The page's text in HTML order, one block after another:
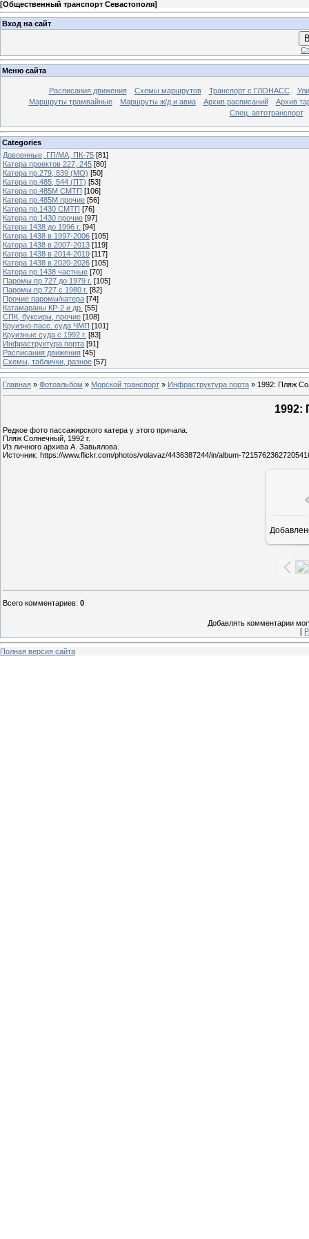
[Общественный транспорт Севастополя]
Вход на сайт
Меню сайта
Расписания движения Схемы маршрутов Транспорт с ГЛОНАСС
Маршруты трамвайные
Маршруты ж/д и авиа Архив расписаний
Архив
Спец. автотранспорт
Categories
Довоенные, ГП/МА, ПК-75 [81]
Катера проектов 227, 245 [80]
Катера пр.279, 839 (МО) [50]
Катера пр.485, 544 (ПТ) [53]
Катера пр.485М СМТП [106]
Катера пр.485М прочие [56]
Катера пр.1430 СМТП [76]
Катера пр.1430 прочие [97]
Катера 1438 до 1996 г. [94]
Катера 1438 в 1997-2006 [105]
Катера 1438 в 2007-2013 [119]
Катера 1438 в 2014-2019 [117]
Катера 1438 в 2020-2026 [105]
Катера пр.1438 частные [70]
Паромы пр.727 до 1979 г. [105]
Паромы пр.727 с 1980 г. [82]
Прочие паромы/катера [74]
Катамараны КР-2 и др. [55]
СПК, буксиры, прочие [108]
Круизно-пасс. суда ЧМП [101]
Круизные суда с 1992 г. [83]
Инфраструктура порта [91]
Расписания движения [45]
Схемы, таблички, разное [57]
Главная » Фотоальбом » Морской транспорт » Инфраструктура порта » 1992: Пляж
1992:
Редкое фото пассажирского катера у этого причала.
Пляж Солнечный, 1992 г.
Из личного архива А. Завьялова.
Источник: https://www.flickr.com/photos/volavaz/4436387244/in/album-
Всего комментариев: 0
Добавлять комментарии
[
Полная версия сайта